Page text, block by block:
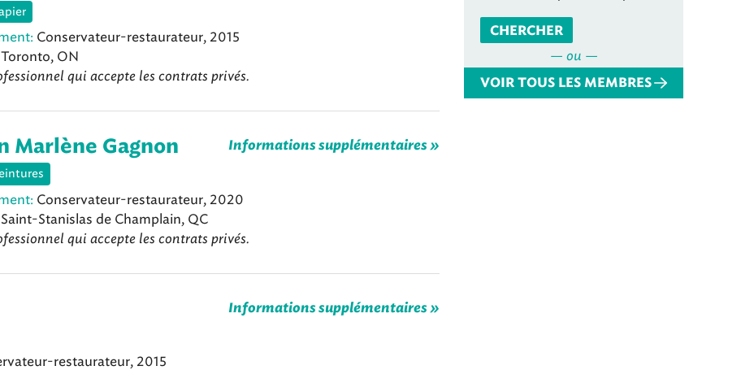
CHERCHER
— ou —
VOIR TOUS LES MEMBRES
Conservateur-restaurateur, 2015
Toronto, ON
qui accepte les contrats privés.
Marlène Gagnon
Conservateur-restaurateur, 2020
Saint-Stanislas de Champlain, QC
qui accepte les contrats privés.
Informations supplémentaires »
restaurateur, 2015
Informations supplémentaires »